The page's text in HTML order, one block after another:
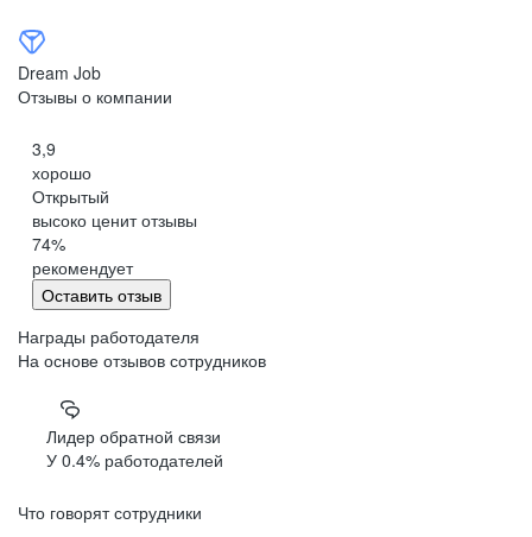
Dream Job
Отзывы о компании
3,9
хорошо
Открытый
высоко ценит отзывы
74%
рекомендует
Оставить отзыв
Награды работодателя
На основе отзывов сотрудников
Лидер обратной связи
У 0.4% работодателей
Что говорят сотрудники